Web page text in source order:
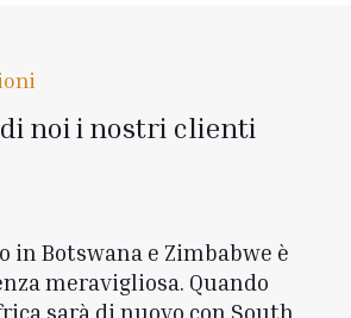
noi i nostri clienti
in Botswana e Zimbabwe è
meravigliosa. Quando
sarà di nuovo con South